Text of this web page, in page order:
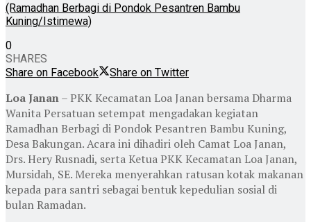
(Ramadhan Berbagi di Pondok Pesantren Bambu
Kuning/Istimewa)
0
SHARES
Share on Facebook
Share on Twitter
Loa Janan– PKK Kecamatan Loa Janan bersama Dharma
Wanita Persatuan setempat mengadakan kegiatan
Ramadhan Berbagi di Pondok Pesantren Bambu Kuning,
Desa Bakungan. Acara ini dihadiri oleh Camat Loa Janan,
Drs. Hery Rusnadi, serta Ketua PKK Kecamatan Loa Janan,
Mursidah, SE. Mereka menyerahkan ratusan kotak makanan
kepada para santri sebagai bentuk kepedulian sosial di
bulan Ramadan.